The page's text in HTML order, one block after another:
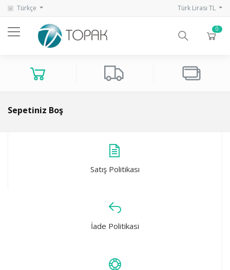
Türkçe Türk Lirası TL
0
Sepetiniz Boş
Satış Politikası
İade Politikasi